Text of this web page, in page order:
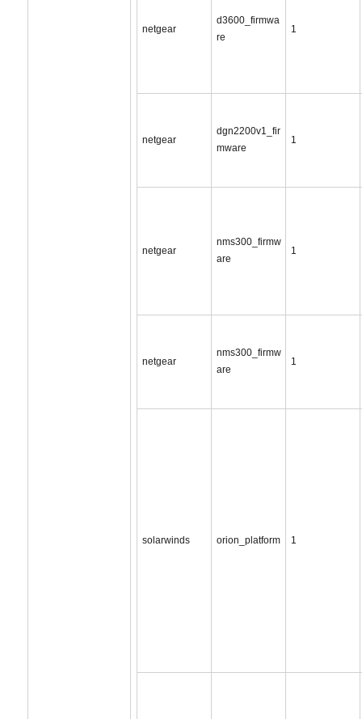
netgear
d3600_firmwa
re
1
netgear
dgn2200v1_fir
mware
1
netgear
nms300_firmw
are
1
netgear
nms300_firmw
are
1
solarwinds orion_platform 1